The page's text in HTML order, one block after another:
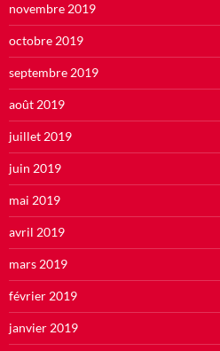
novembre 2019
octobre 2019
septembre 2019
août 2019
juillet 2019
juin 2019
mai 2019
avril 2019
mars 2019
février 2019
janvier 2019